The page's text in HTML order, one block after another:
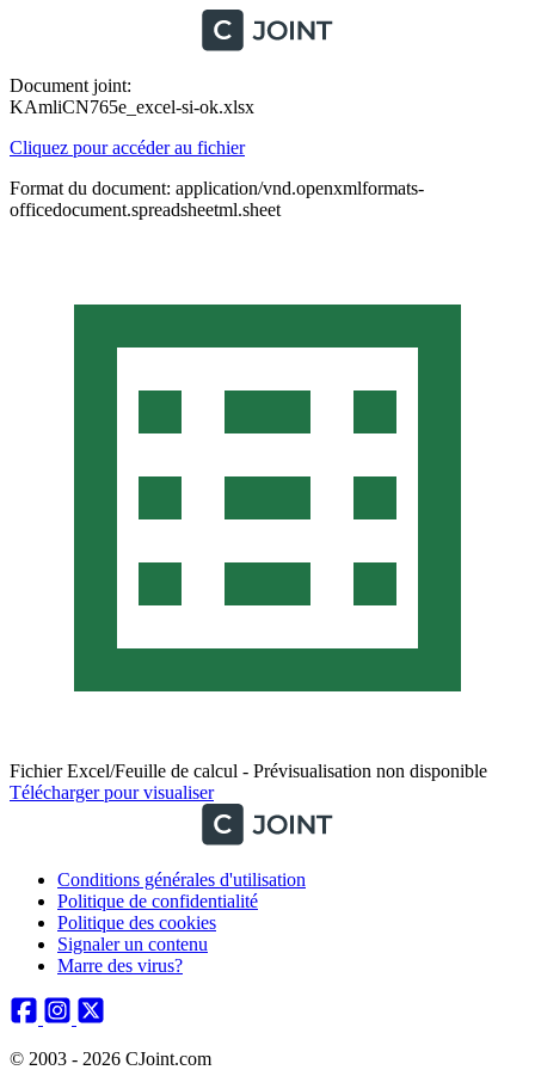
Document joint:
KAmliCN765e_excel-si-ok.xlsx
Cliquez pour accéder au fichier
Format du document: application/vnd.openxmlformats-
officedocument.spreadsheetml.sheet
Fichier Excel/Feuille de calcul - Prévisualisation non disponible
Télécharger pour visualiser
Conditions générales d'utilisation
Politique de confidentialité
Politique des cookies
Signaler un contenu
Marre des virus?
© 2003 - 2026 CJoint.com